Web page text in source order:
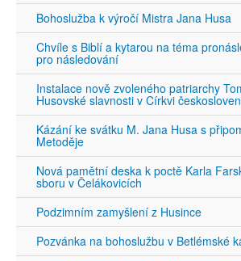
Bohoslužba k výročí Mistra Jana Husa
Chvíle s Biblí a kytarou na téma
pro následování
Instalace nově zvoleného patriarchy
Husovské slavnosti v Církvi
Kázání ke svátku M. Jana Husa s
Metoděje
Nová pamětní deska k poctě Karla
sboru v Čelákovicích
Podzimním zamyšlení z Husince
Pozvánka na bohoslužbu v Betlémské